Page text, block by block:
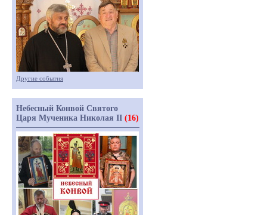
Другие события
Небесный Конвой Святого
Царя Мученика Николая II (16)